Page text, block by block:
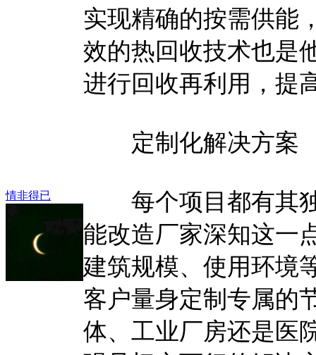
情非得已
实现精确的按需供能
效的热回收技术也是
进行回收再利用，提
定制化解决方案
每个项目都有其独
能改造厂家深知这一
建筑规模、使用环境
客户量身定制专属的
体、工业厂房还是医